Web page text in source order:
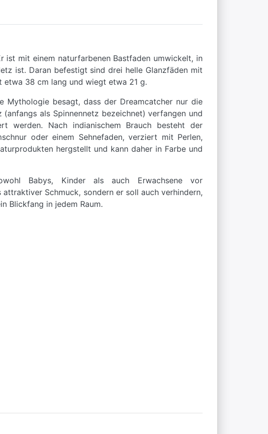
ist mit einem naturfarbenen Bastfaden umwickelt, in
ist. Daran befestigt sind drei helle Glanzfäden mit
etwa 38 cm lang und wiegt etwa 21 g.
Mythologie besagt, dass der Dreamcatcher nur die
als Spinnennetz bezeichnet) verfangen und
werden. Nach indianischem Brauch besteht der
oder einem Sehnefaden, verziert mit Perlen,
hergstellt und kann daher in Farbe und
Babys, Kinder als auch Erwachsene vor
Schmuck, sondern er soll auch verhindern,
Blickfang in jedem Raum.